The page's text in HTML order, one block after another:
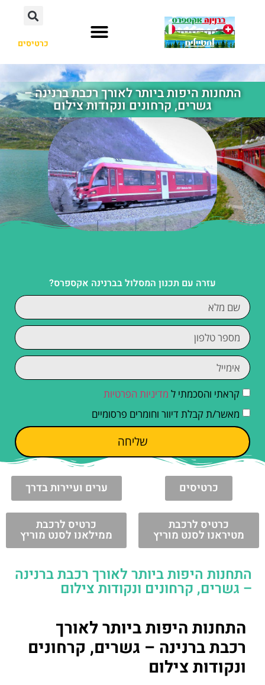
כרטיסים
התחנות היפות ביותר לאורך רכבת ברנינה –
גשרים, קרחונים ונקודות צילום
עזרה עם תכנון המסלול בברנינה אקספרס?
קראתי והסכמתי ל מדיניות הפרטיות
מאשר/ת קבלת דיוור וחומרים פרסומיים
שליחה
כרטיסים ערים ועיירות בדרך
כרטיס לרכבת
מטיראנו לסנט מוריץ
כרטיס לרכבת
ממילאנו לסנט מוריץ
התחנות היפות ביותר לאורך רכבת ברנינה
– גשרים, קרחונים ונקודות צילום
התחנות היפות ביותר לאורך
רכבת ברנינה – גשרים, קרחונים
ונקודות צילום